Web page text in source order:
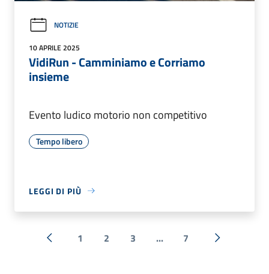
NOTIZIE
10 APRILE 2025
VidiRun - Camminiamo e Corriamo
insieme
Evento ludico motorio non competitivo
Tempo libero
LEGGI DI PIÙ
« Precedente
1 2 3 ... 7 Successiva